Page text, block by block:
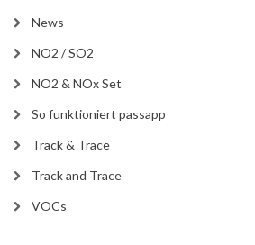
News
NO2 / SO2
NO2 & NOx Set
So funktioniert passapp
Track & Trace
Track and Trace
VOCs